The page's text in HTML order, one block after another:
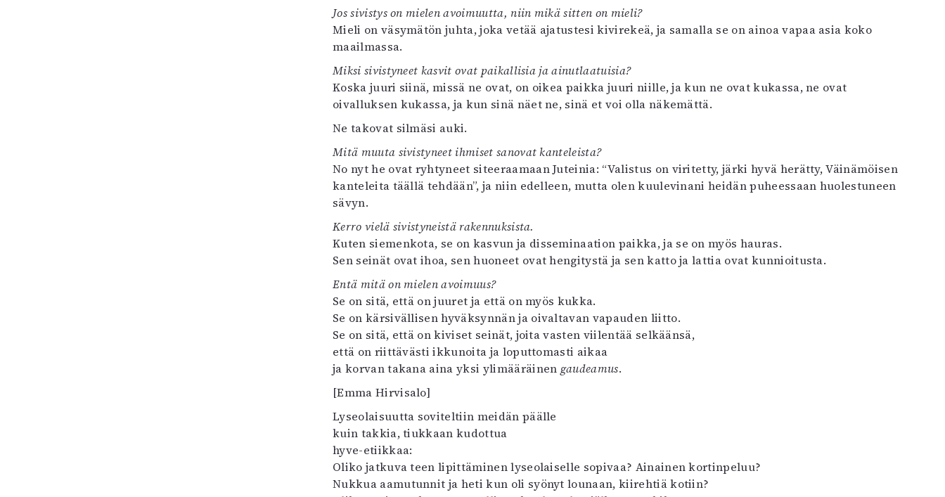
Jos sivistys on mielen avoimuutta, niin mikä sitten on mieli?
Mieli on väsymätön juhta, joka vetää ajatustesi kivirekeä, ja samalla se on ainoa vapaa asia koko
maailmassa.
Miksi sivistyneet kasvit ovat paikallisia ja ainutlaatuisia?
Koska juuri siinä, missä ne ovat, on oikea paikka juuri niille, ja kun ne ovat kukassa, ne ovat
oivalluksen kukassa, ja kun sinä näet ne, sinä et voi olla näkemättä.
Ne takovat silmäsi auki.
Mitä muuta sivistyneet ihmiset sanovat kanteleista?
No nyt he ovat ryhtyneet siteeraamaan Juteinia: “Valistus on viritetty, järki hyvä herätty, Väinämöisen
kanteleita täällä tehdään”, ja niin edelleen, mutta olen kuulevinani heidän puheessaan huolestuneen
sävyn.
Kerro vielä sivistyneistä rakennuksista.
Kuten siemenkota, se on kasvun ja disseminaation paikka, ja se on myös hauras.
Sen seinät ovat ihoa, sen huoneet ovat hengitystä ja sen katto ja lattia ovat kunnioitusta.
Entä mitä on mielen avoimuus?
Se on sitä, että on juuret ja että on myös kukka.
Se on kärsivällisen hyväksynnän ja oivaltavan vapauden liitto.
Se on sitä, että on kiviset seinät, joita vasten viilentää selkäänsä,
että on riittävästi ikkunoita ja loputtomasti aikaa
ja korvan takana aina yksi ylimääräinen gaudeamus.
[Emma Hirvisalo]
Lyseolaisuutta soviteltiin meidän päälle
kuin takkia, tiukkaan kudottua
hyve-etiikkaa:
Oliko jatkuva teen lipittäminen lyseolaiselle sopivaa? Ainainen kortinpeluu?
Nukkua aamutunnit ja heti kun oli syönyt lounaan, kiirehtiä kotiin?